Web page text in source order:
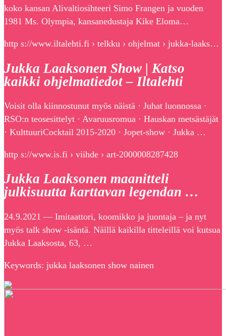
koko kansan Alivaltiosihteeri Simo Frangen ja vuoden
1981 Ms. Olympia, kansanedustaja Kike Eloma…
http s://www.iltalehti.fi › telkku › ohjelmat › jukka-laaks…
Jukka Laaksonen Show | Katso
kaikki ohjelmatiedot – Iltalehti
Voisit olla kiinnostunut myös näistä · Juhat luonnossa ·
RSO:n teosesittelyt · Avaruusromua · Hauskan metsästäjät
· KulttuuriCocktail 2015-2020 · Jopet-show · Jukka …
http s://www.is.fi › viihde › art-2000008287428
Jukka Laaksonen maanitteli
julkisuutta karttavan legendan …
24.9.2021 — Imitaattori, koomikko ja juontaja – ja nyt
myös talk show -isäntä. Näillä kaikilla titteleillä voi kutsua
Jukka Laaksosta, 63, …
Keywords: jukka laaksonen show nainen